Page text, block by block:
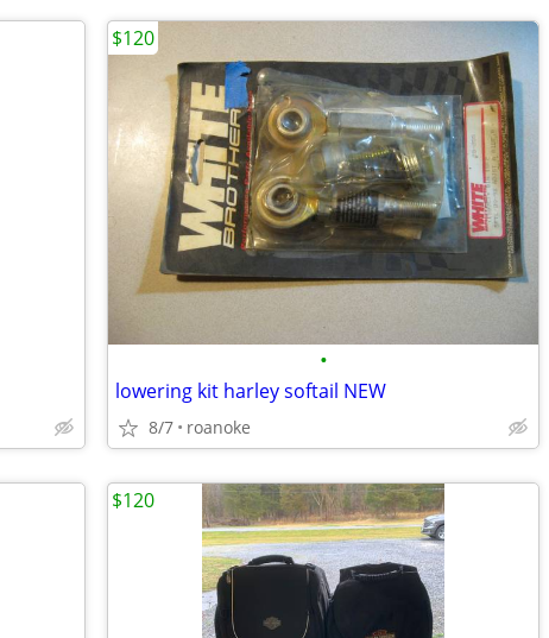
•
lowering kit harley softail NEW
8/7 roanoke
$120
$120